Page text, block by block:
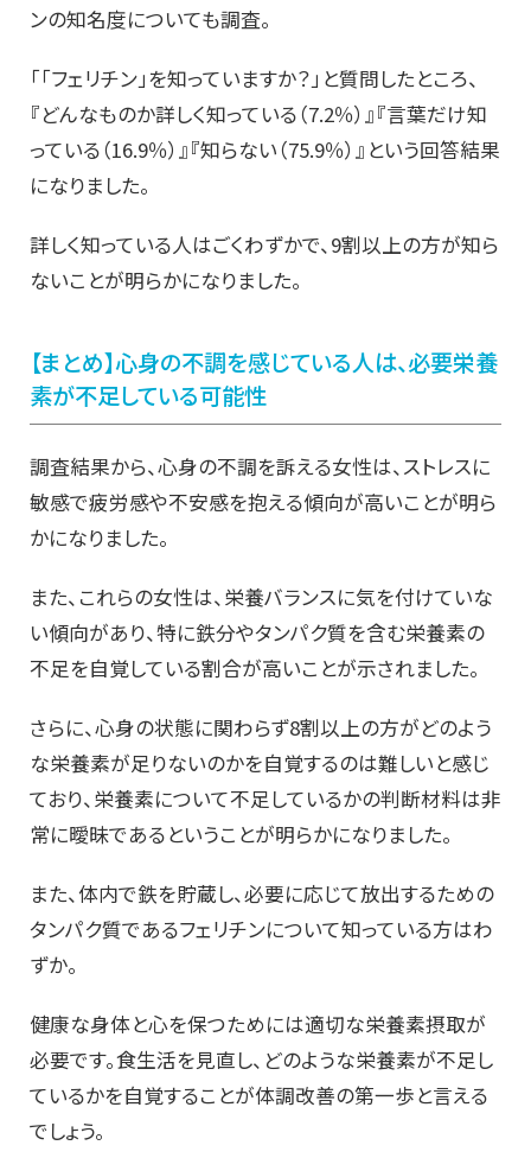
ンの知名度についても調査。
「「フェリチン」を知っていますか？」と質問したところ、
『どんなものか詳しく知っている（7.2％）』『言葉だけ知
っている（16.9％）』『知らない（75.9％）』という回答結果
になりました。
詳しく知っている人はごくわずかで、9割以上の方が知ら
ないことが明らかになりました。
【まとめ】心身の不調を感じている人は、必要栄養
素が不足している可能性
調査結果から、心身の不調を訴える女性は、ストレスに
敏感で疲労感や不安感を抱える傾向が高いことが明ら
かになりました。
また、これらの女性は、栄養バランスに気を付けていな
い傾向があり、特に鉄分やタンパク質を含む栄養素の
不足を自覚している割合が高いことが示されました。
さらに、心身の状態に関わらず8割以上の方がどのよう
な栄養素が足りないのかを自覚するのは難しいと感じ
ており、栄養素について不足しているかの判断材料は非
常に曖昧であるということが明らかになりました。
また、体内で鉄を貯蔵し、必要に応じて放出するための
タンパク質であるフェリチンについて知っている方はわ
ずか。
健康な身体と心を保つためには適切な栄養素摂取が
必要です。食生活を見直し、どのような栄養素が不足し
ているかを自覚することが体調改善の第一歩と言える
でしょう。